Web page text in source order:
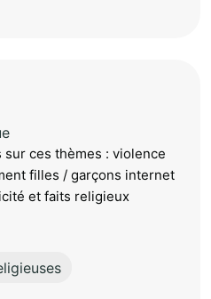
ces thèmes : violence
filles / garçons internet
et faits religieux